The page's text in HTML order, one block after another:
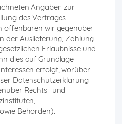
Angaben zur
des Vertrages
offenbaren wir gegenüber
der Auslieferung, Zahlung
Erlaubnisse und
dies auf Grundlage
erfolgt, worüber
Datenschutzerklärung
Rechts- und
Behörden).